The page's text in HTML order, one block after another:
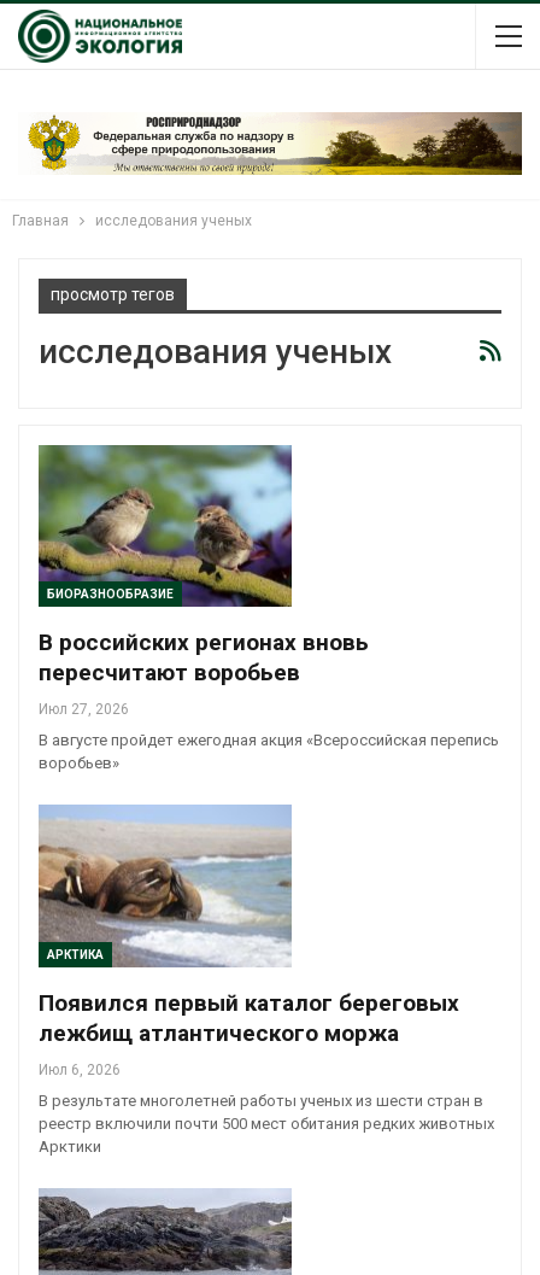
Главная исследования ученых
просмотр тегов
исследования ученых
БИОРАЗНООБРАЗИЕ
В российских регионах вновь
пересчитают воробьев
Июл 27, 2026
В августе пройдет ежегодная акция «Всероссийская перепись
воробьев»
АРКТИКА
Появился первый каталог береговых
лежбищ атлантического моржа
Июл 6, 2026
В результате многолетней работы ученых из шести стран в
реестр включили почти 500 мест обитания редких животных
Арктики